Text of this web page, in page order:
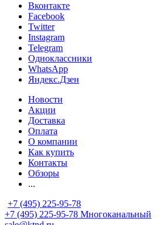
Вконтакте
Facebook
Twitter
Instagram
Telegram
Одноклассники
WhatsApp
Яндекс.Дзен
Новости
Акции
Доставка
Оплата
О компании
Как купить
Контакты
Обзоры
...
+7 (495) 225-95-78
+7 (495) 225-95-78 Многоканальный